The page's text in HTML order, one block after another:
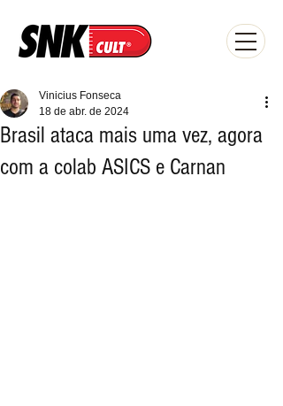
Brasil ataca mais uma vez, agora
com a colab ASICS e Carnan
Vinicius Fonseca
18 de abr. de 2024